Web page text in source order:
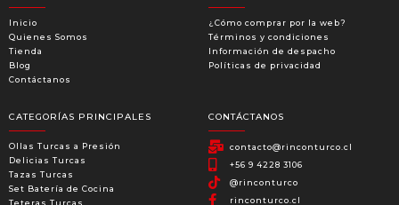
Inicio
Quienes Somos
Tienda
Blog
Contáctanos
¿Cómo comprar por la web?
Términos y condiciones
Información de despacho
Políticas de privacidad
CATEGORÍAS PRINCIPALES
Ollas Turcas a Presión
Delicias Turcas
Tazas Turcas
Set Batería de Cocina
Teteras Turcas
CONTÁCTANOS
contacto@rinconturco.cl
+56 9 4228 3106
@rinconturco
rinconturco.cl